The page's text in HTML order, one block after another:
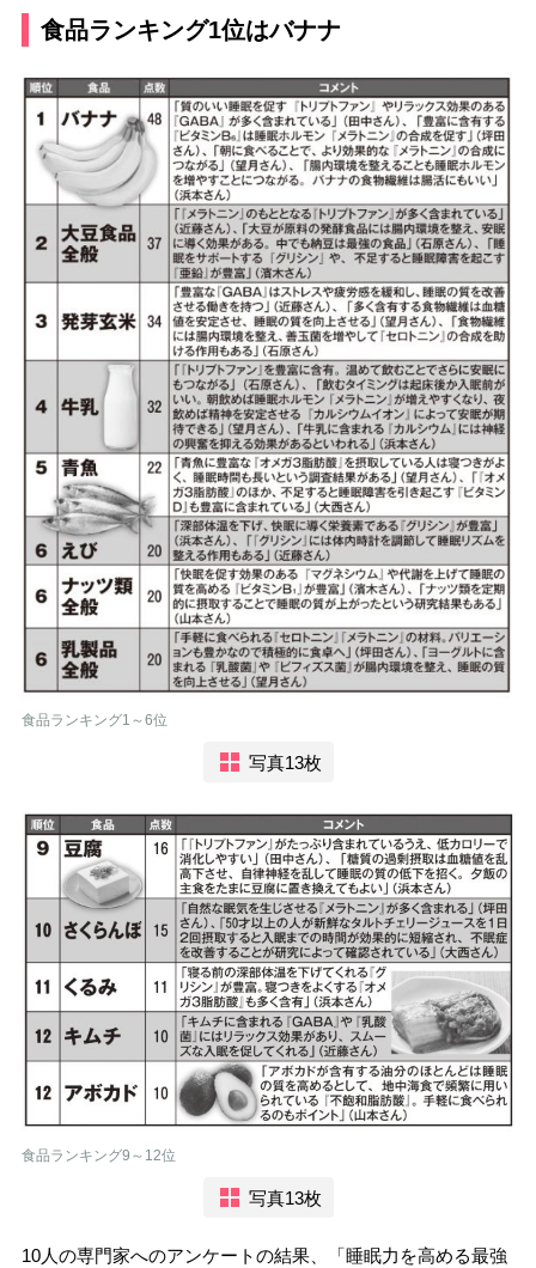
食品ランキング1位はバナナ
食品ランキング1～6位
写真13枚
食品ランキング9～12位
写真13枚
10人の専門家へのアンケートの結果、「睡眠力を高める最強